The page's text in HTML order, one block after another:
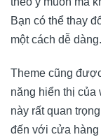
Bạn có thể thay
một cách dễ dàng.
Theme cũng
năng hiển thị của
này rất quan
đến với cửa hàng